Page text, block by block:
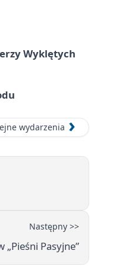
Wyklętych
wydarzenia
Następny >>
Pasyjne”